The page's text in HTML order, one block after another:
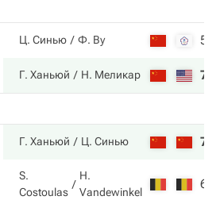
Ц. Синью Ф. Ву 5
Г. Ханьюй Н. Меликар 7
Г. Ханьюй Ц. Синью 7
S.
Costoulas
H.
Vandewinkel
6